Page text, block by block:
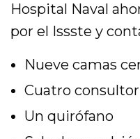
Hospital Naval
por el Issste y
Nueve camas
Cuatro
Un quirófano